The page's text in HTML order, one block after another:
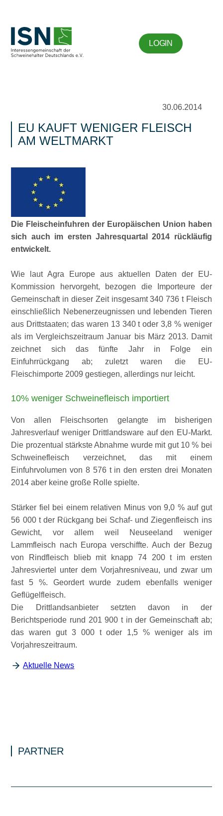
LOGIN
30.06.2014
EU KAUFT WENIGER FLEISCH
AM WELTMARKT
Die Fleischeinfuhren der Europäischen Union haben
sich auch im ersten Jahresquartal 2014 rückläufig
entwickelt.
Wie laut Agra Europe aus aktuellen Daten der EU-
Kommission hervorgeht, bezogen die Importeure der
Gemeinschaft in dieser Zeit insgesamt 340 736 t Fleisch
einschließlich Nebenerzeugnissen und lebenden Tieren
aus Drittstaaten; das waren 13 340 t oder 3,8 % weniger
als im Vergleichszeitraum Januar bis März 2013. Damit
zeichnet sich das fünfte Jahr in Folge ein
Einfuhrrückgang ab; zuletzt waren die EU-
Fleischimporte 2009 gestiegen, allerdings nur leicht.
10% weniger Schweinefleisch importiert
Von allen Fleischsorten gelangte im bisherigen
Jahresverlauf weniger Drittlandsware auf den EU-Markt.
Die prozentual stärkste Abnahme wurde mit gut 10 % bei
Schweinefleisch verzeichnet, das mit einem
Einfuhrvolumen von 8 576 t in den ersten drei Monaten
2014 aber keine große Rolle spielte.
Stärker fiel bei einem relativen Minus von 9,0 % auf gut
56 000 t der Rückgang bei Schaf- und Ziegenfleisch ins
Gewicht, vor allem weil Neuseeland weniger
Lammfleisch nach Europa verschiffte. Auch der Bezug
von Rindfleisch blieb mit knapp 74 200 t im ersten
Jahresviertel unter dem Vorjahresniveau, und zwar um
fast 5 %. Geordert wurde zudem ebenfalls weniger
Geflügelfleisch.
Die Drittlandsanbieter setzten davon in der
Berichtsperiode rund 201 900 t in der Gemeinschaft ab;
das waren gut 3 000 t oder 1,5 % weniger als im
Vorjahreszeitraum.
Aktuelle News
PARTNER